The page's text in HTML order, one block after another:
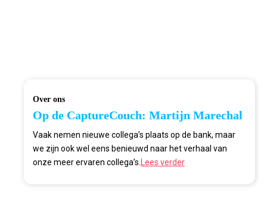
Over ons
Op de CaptureCouch: Martijn Marechal
Vaak nemen nieuwe collega’s plaats op de bank, maar
we zijn ook wel eens benieuwd naar het verhaal van
onze meer ervaren collega’s.Lees verder